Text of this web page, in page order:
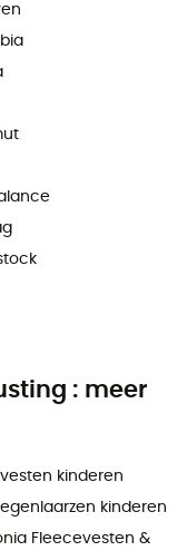
: meer
kinderen
kinderen
Fleecevesten &